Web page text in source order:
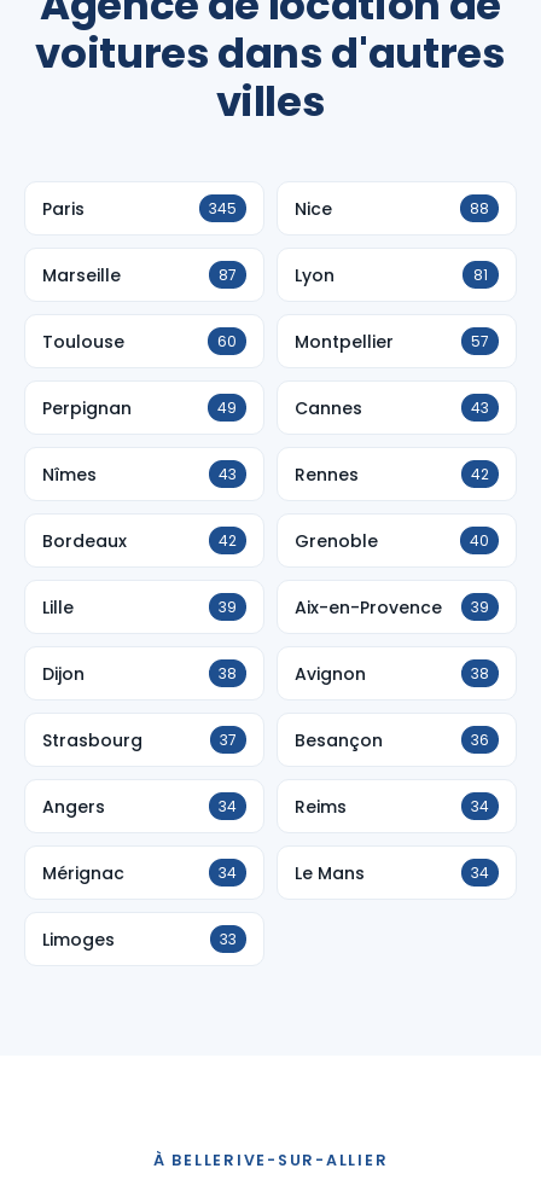
voitures dans d'autres
villes
Paris 345 Nice 88
Marseille 87 Lyon 81
Toulouse 60 Montpellier 57
Perpignan 49 Cannes 43
Nîmes 43 Rennes 42
Bordeaux 42 Grenoble 40
Lille 39 Aix-en-Provence 39
Dijon 38 Avignon 38
Strasbourg 37 Besançon 36
Angers 34 Reims 34
Mérignac 34 Le Mans 34
Limoges 33
À BELLERIVE-SUR-ALLIER